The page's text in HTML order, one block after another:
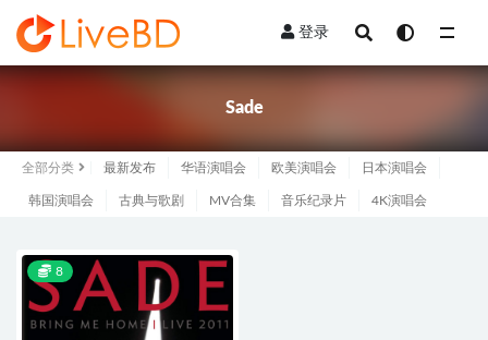
登录
Sade
全部分类 最新发布 华语演唱会 欧美演唱会 日本演唱会
韩国演唱会 古典与歌剧 MV合集 音乐纪录片 4K演唱会
8